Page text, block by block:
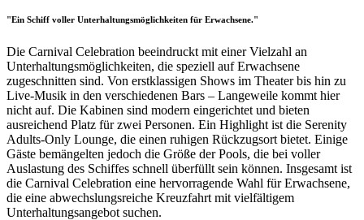
"Ein Schiff voller Unterhaltungsmöglichkeiten für Erwachsene."
Die Carnival Celebration beeindruckt mit einer Vielzahl an
Unterhaltungsmöglichkeiten, die speziell auf Erwachsene
zugeschnitten sind. Von erstklassigen Shows im Theater bis hin zu
Live-Musik in den verschiedenen Bars – Langeweile kommt hier
nicht auf. Die Kabinen sind modern eingerichtet und bieten
ausreichend Platz für zwei Personen. Ein Highlight ist die Serenity
Adults-Only Lounge, die einen ruhigen Rückzugsort bietet. Einige
Gäste bemängelten jedoch die Größe der Pools, die bei voller
Auslastung des Schiffes schnell überfüllt sein können. Insgesamt ist
die Carnival Celebration eine hervorragende Wahl für Erwachsene,
die eine abwechslungsreiche Kreuzfahrt mit vielfältigem
Unterhaltungsangebot suchen.